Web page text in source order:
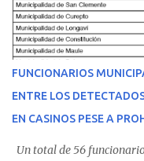
Talca con escolta de
estudiante de medicina de
del personal de
recibir atención
conoció la gravedad de
Villarrica— se trasladaron
evolución favorable. No
FUNCIONARIOS
ENTRE LOS
EN CASINOS PESE A
Un total de 56